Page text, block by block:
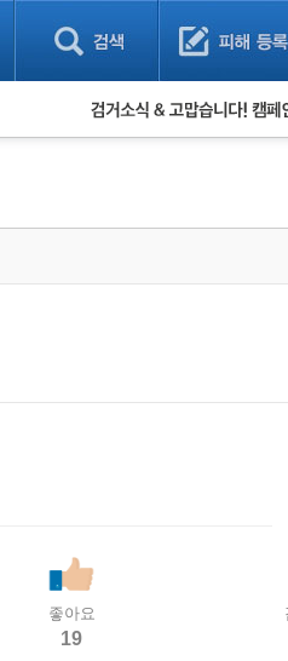
검거 소식
좋아요
19